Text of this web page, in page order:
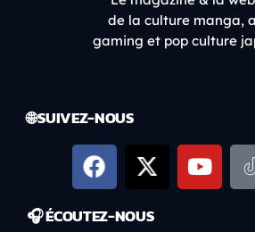
de la culture manga,
gaming et pop culture
🌐 SUIVEZ-NOUS
🎧 ÉCOUTEZ-NOUS